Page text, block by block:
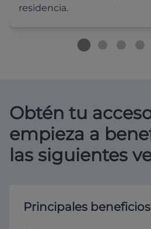
residencia.
Obtén tu
empieza a
las siguientes
Principales beneficios